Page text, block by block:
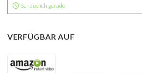
Schaue ich gerade
VERFÜGBAR AUF